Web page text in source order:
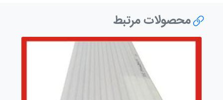
محصولات مرتبط